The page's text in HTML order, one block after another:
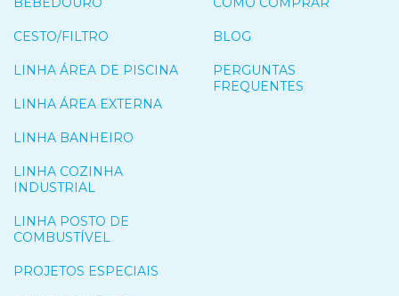
CESTO/FILTRO
LINHA ÁREA DE PISCINA
LINHA ÁREA EXTERNA
LINHA BANHEIRO
LINHA COZINHA
INDUSTRIAL
LINHA POSTO DE
COMBUSTÍVEL
PROJETOS ESPECIAIS
BLOG
PERGUNTAS
FREQUENTES